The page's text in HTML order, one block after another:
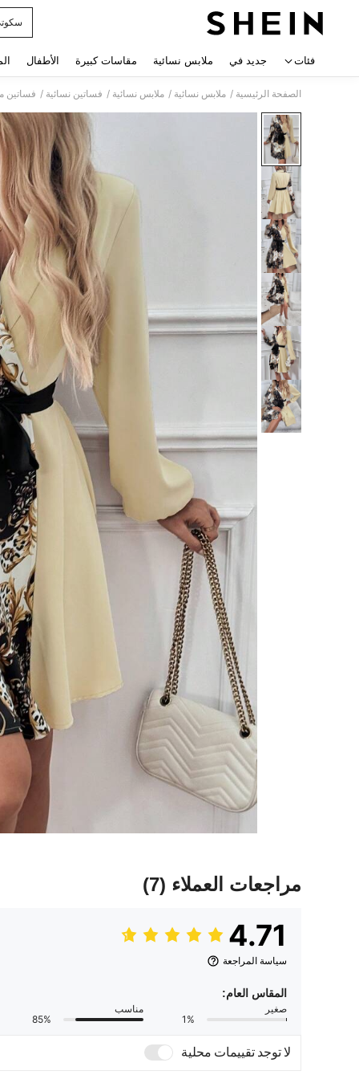
فئات جديد في ملابس نسائية مقاسات كبيرة الأطفال
الصفحة الرئيسية / ملابس نسائية / ملابس نسائية / فساتين نسائية / فساتين
مراجعات العملاء (7)
4.71
سياسة المراجعة
المقاس العام:
صغير
1%
مناسب
85%
لا توجد تقييمات محلية